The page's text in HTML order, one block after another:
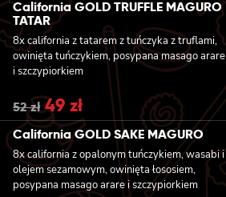
50 zł.47 zł.
California GOLD TRUFFLE MAGURO
TATAR
8x california z tatarem z tuńczyka z truflami,
owinięta tuńczykiem, posypana masago arare
i szczypiorkiem
52zł Original
price
was:
52 zł.
49 zł Current
price
is:
49 zł.
California GOLD SAKE MAGURO
8x california z opalonym tuńczykiem, wasabi i
olejem sezamowym, owinięta łososiem,
posypana masago arare i szczypiorkiem